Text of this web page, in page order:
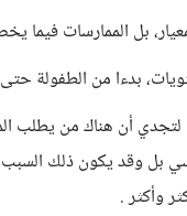
بل الممارسات
بدءا من الطفولة
لتجدي أن هناك من
بل وقد يكون ذلك
وأكثر .